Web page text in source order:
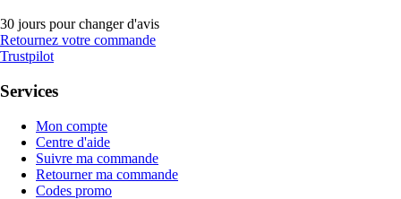
30 jours pour changer d'avis
Retournez votre commande
Trustpilot
Services
Mon compte
Centre d'aide
Suivre ma commande
Retourner ma commande
Codes promo